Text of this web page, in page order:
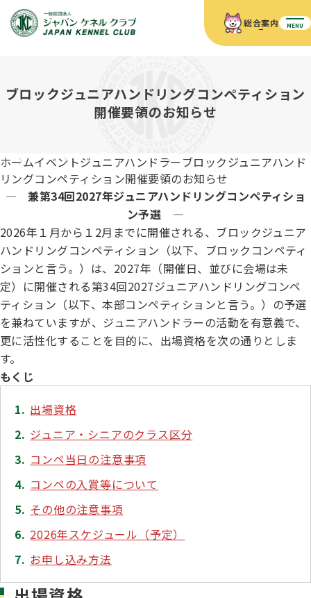
総合案内 MENU
JKCの活動内容
組織概要
定款
沿革
JKCの歴史
ディスクロージャー（情報公開）
有識者会議の提言について
入会のご案内
血統証明書について
血統証明書について
血統証明書・所有者名義変更
子犬の申請について
DNA登録
チャンピオンタイトル
繁殖についての基礎知識
正しいブリーディングと守るべき心得
ドッグショー 競技会スケジュール
ドッグショー
FCIインターナショナルドッグショー開催のご案内
チャンピオンについて(ドッグショー・競技会)
JKCブリーディングアワード
訓練競技会
アジリティー競技会
犬種紹介
新登録犬種のご紹介
キーワードラリー2025
ジュニアハンドラーとは
自由研究<犬について詳しく知ろう！>
JKC公認資格
JKC公認資格
「資格更新料の自動引落」のご利用について
愛犬飼育管理士
トリマー
ハンドラー
訓練士
審査員
刊行物
犬の健康管理手帳について
ダウンロード FAQ
ブロックジュニアハンドリングコンペティション
開催要領のお知らせ
ホームイベントジュニアハンドラー ブロックジュニアハンド
リングコンペティション開催要領のお知らせ
— 兼第34回2027年ジュニアハンドリングコンペティショ
ン予選 —
2026年１月から１2月までに開催される、ブロックジュニア
ハンドリングコンペティション（以下、ブロックコンペティ
ションと言う。）は、2027年（開催日、並びに会場は未
定）に開催される第34回2027ジュニアハンドリングコンペ
ティション（以下、本部コンペティションと言う。）の予選
を兼ねていますが、ジュニアハンドラーの活動を有意義で、
更に活性化することを目的に、出場資格を次の通りとしま
す。
もくじ
出場資格
ジュニア・シニアのクラス区分
コンペ当日の注意事項
コンペの入賞等について
その他の注意事項
2026年スケジュール（予定）
お申し込み方法